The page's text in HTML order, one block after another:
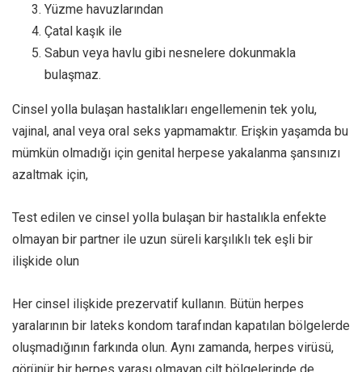
Yüzme havuzlarından
Çatal kaşık ile
Sabun veya havlu gibi nesnelere dokunmakla
bulaşmaz.
Cinsel yolla bulaşan hastalıkları engellemenin tek yolu,
vajinal, anal veya oral seks yapmamaktır. Erişkin yaşamda bu
mümkün olmadığı için genital herpese yakalanma şansınızı
azaltmak için,
Test edilen ve cinsel yolla bulaşan bir hastalıkla enfekte
olmayan bir partner ile uzun süreli karşılıklı tek eşli bir
ilişkide olun
Her cinsel ilişkide prezervatif kullanın. Bütün herpes
yaralarının bir lateks kondom tarafından kapatılan bölgelerde
oluşmadığının farkında olun. Aynı zamanda, herpes virüsü,